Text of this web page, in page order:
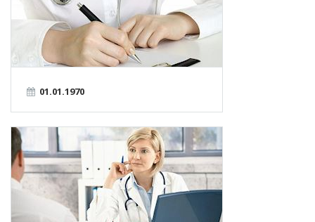
01.01.1970